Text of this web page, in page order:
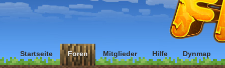
Startseite Foren Mitglieder Hilfe Dynmap